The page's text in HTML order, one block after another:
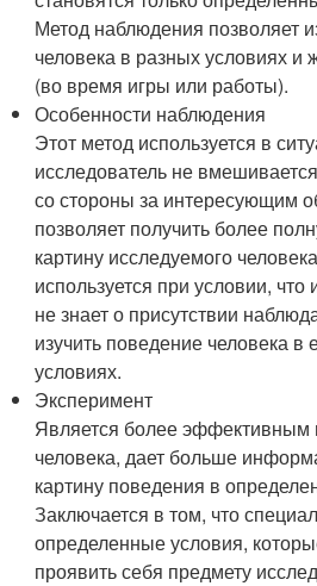
Метод наблюдения позволяет
человека в разных условиях и
(во время игры или работы).
Особенности наблюдения
Этот метод используется в
исследователь не
со стороны за интересующим
позволяет получить более
картину исследуемого
используется при условии,
не знает о присутствии
изучить поведение человека в
условиях.
Эксперимент
Является более эффективным
человека, дает больше
картину поведения в
Заключается в том, что
определенные условия,
проявить себя предмету